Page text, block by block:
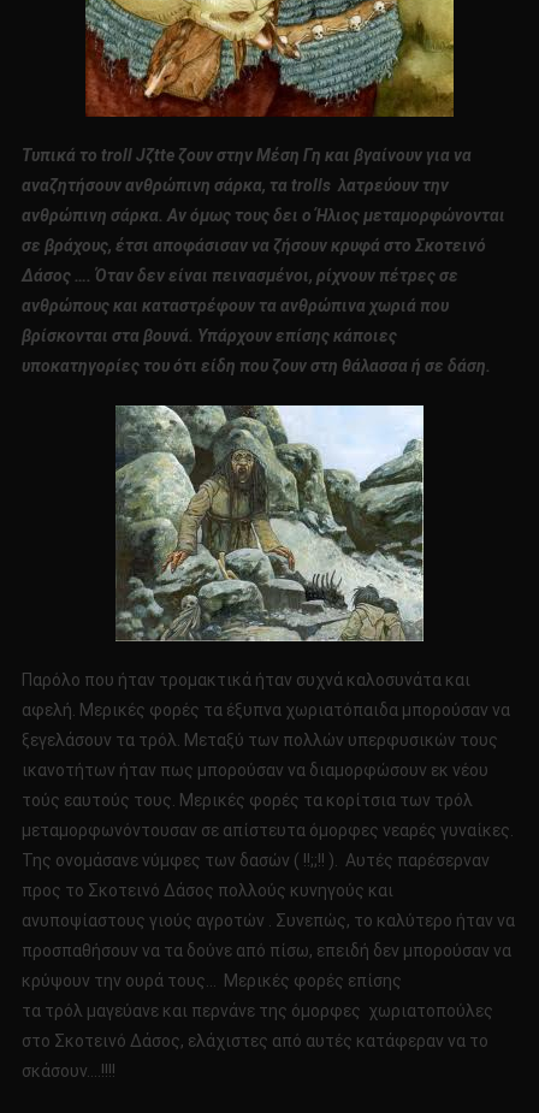
Τυπικά το troll Jζtte ζουν στην Μέση Γη και βγαίνουν για να
αναζητήσουν ανθρώπινη σάρκα, τα trolls λατρεύουν την
ανθρώπινη σάρκα. Αν όμως τους δει ο Ήλιος μεταμορφώνονται
σε βράχους, έτσι αποφάσισαν να ζήσουν κρυφά στο Σκοτεινό
Δάσος …. Όταν δεν είναι πεινασμένοι, ρίχνουν πέτρες σε
ανθρώπους και καταστρέφουν τα ανθρώπινα χωριά που
βρίσκονται στα βουνά. Υπάρχουν επίσης κάποιες
υποκατηγορίες του ότι είδη που ζουν στη θάλασσα ή σε δάση.
Παρόλο που ήταν τρομακτικά ήταν συχνά καλοσυνάτα και
αφελή. Μερικές φορές τα έξυπνα χωριατόπαιδα μπορούσαν να
ξεγελάσουν τα τρόλ. Μεταξύ των πολλών υπερφυσικών τους
ικανοτήτων ήταν πως μπορούσαν να διαμορφώσουν εκ νέου
τούς εαυτούς τους. Μερικές φορές τα κορίτσια των τρόλ
μεταμορφωνόντουσαν σε απίστευτα όμορφες νεαρές γυναίκες.
Της ονομάσανε νύμφες των δασών ( !!;;!! ). Αυτές παρέσερναν
προς το Σκοτεινό Δάσος πολλούς κυνηγούς και
ανυποψίαστους γιούς αγροτών . Συνεπώς, το καλύτερο ήταν να
προσπαθήσουν να τα δούνε από πίσω, επειδή δεν μπορούσαν να
κρύψουν την ουρά τους… Μερικές φορές επίσης
τα τρόλ μαγεύανε και περνάνε της όμορφες χωριατοπούλες
στο Σκοτεινό Δάσος, ελάχιστες από αυτές κατάφεραν να το
σκάσουν….!!!!